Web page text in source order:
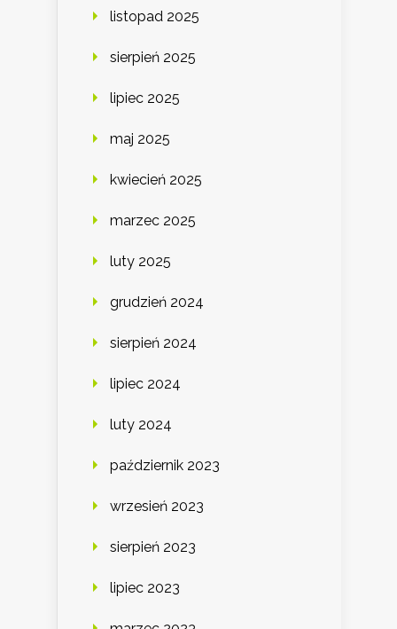
listopad 2025
sierpień 2025
lipiec 2025
maj 2025
kwiecień 2025
marzec 2025
luty 2025
grudzień 2024
sierpień 2024
lipiec 2024
luty 2024
październik 2023
wrzesień 2023
sierpień 2023
lipiec 2023